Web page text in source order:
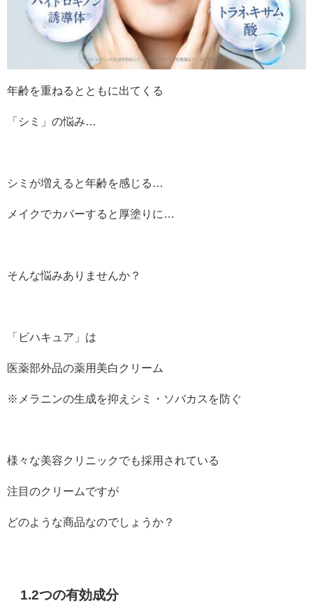
年齢を重ねるとともに出てくる
「シミ」の悩み…
シミが増えると年齢を感じる…
メイクでカバーすると厚塗りに…
そんな悩みありませんか？
「ビハキュア」は
医薬部外品の薬用美白クリーム
※メラニンの生成を抑えシミ・ソバカスを防ぐ
様々な美容クリニックでも採用されている
注目のクリームですが
どのような商品なのでしょうか？
1.2つの有効成分